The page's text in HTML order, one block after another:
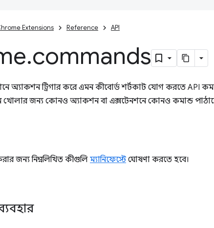
Extensions Reference API
.commands
অ্যাকশন ট্রিগার করে এমন কীবোর্ড শর্টকাট যোগ করতে API
খোলার জন্য কোনও অ্যাকশন বা এক্সটেনশনে কোনও কমান্ড
জন্য নিম্নলিখিত কীগুলি ম্যানিফেস্টেঘোষণা করতে হবে।